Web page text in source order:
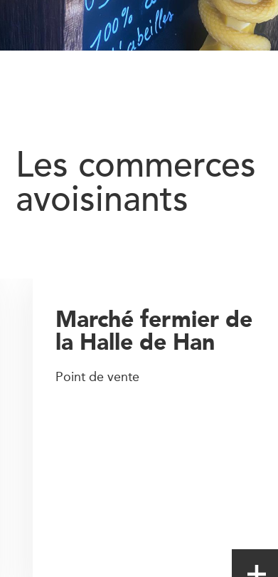
Les commerces
avoisinants
Marché fermier de
la Halle de Han
Point de vente